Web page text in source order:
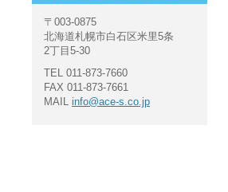
〒003-0875
北海道札幌市白石区米里5条
2丁目5-30
TEL 011-873-7660
FAX 011-873-7661
MAIL info@ace-s.co.jp